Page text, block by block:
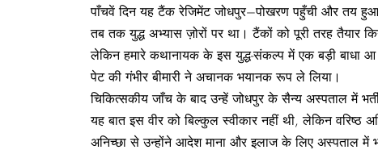
पाँचवें दिन यह टैंक रेजिमेंट जोधपुर–पोखरण पहुँची और तय
तब तक युद्ध अभ्यास ज़ोरों पर था। टैंकों को पूरी तरह तैयार
लेकिन हमारे कथानायक के इस युद्ध-संकल्प में एक बड़ी बाधा आ
पेट की गंभीर बीमारी ने अचानक भयानक रूप ले लिया।
चिकित्सकीय जाँच के बाद उन्हें जोधपुर के सैन्य अस्पताल में
यह बात इस वीर को बिल्कुल स्वीकार नहीं थी, लेकिन वरिष्ठ
अनिच्छा से उन्होंने आदेश माना और इलाज के लिए अस्पताल में